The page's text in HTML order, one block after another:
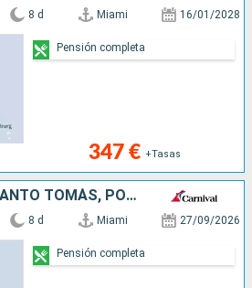
8 d Miami 16/01/2028
347 € +Tasas
Pensión completa
ESTADOS UNIDOS, SANTO TOMÁS, PORTO RICO, BAHAMAS
8 d Miami 27/09/2026
Pensión completa